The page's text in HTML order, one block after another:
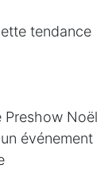
tendance
Preshow Noël
événement